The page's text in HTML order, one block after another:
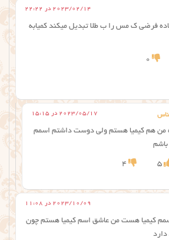
2023/02/14 در 22:22
فرضی ک مس را ب طلا تبدیل میکند کمیابه
0
2023/05/17 در 15:15
من هم کیمیا هستم ولی دوست داشتم اسمم
باشم
5
4
2023/10/09 در 11:08
کیمیا هست من عاشق اسم کیمیا هستم چون